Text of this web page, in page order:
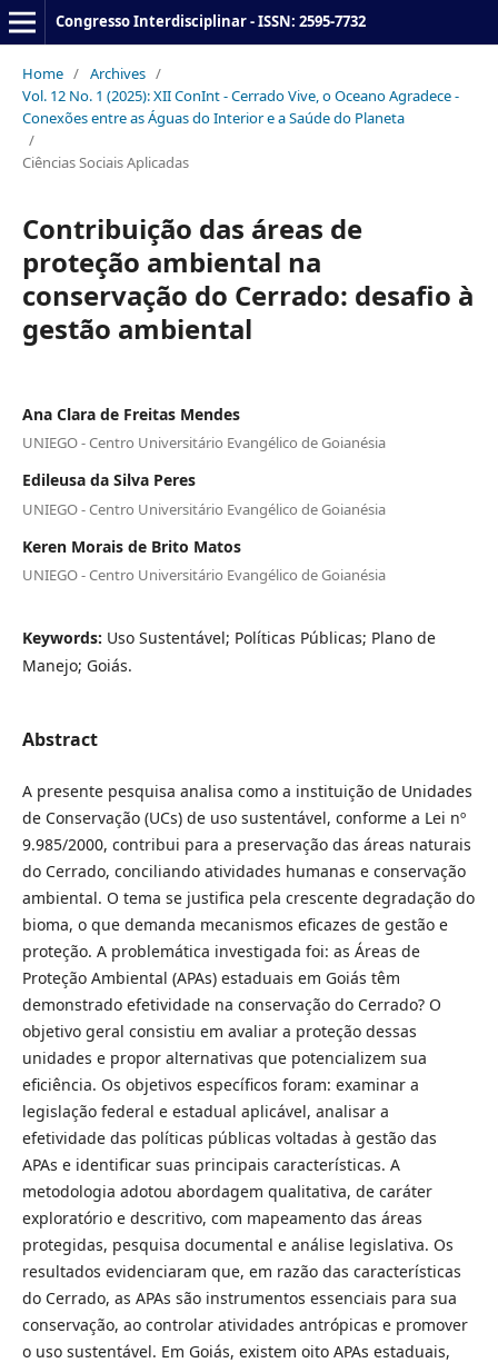
Congresso Interdisciplinar - ISSN: 2595-7732
Home / Archives /
Vol. 12 No. 1 (2025): XII ConInt - Cerrado Vive, o Oceano Agradece -
Conexões entre as Águas do Interior e a Saúde do Planeta
/
Ciências Sociais Aplicadas
Contribuição das áreas de
proteção ambiental na
conservação do Cerrado: desafio à
gestão ambiental
Ana Clara de Freitas Mendes
UNIEGO - Centro Universitário Evangélico de Goianésia
Edileusa da Silva Peres
UNIEGO - Centro Universitário Evangélico de Goianésia
Keren Morais de Brito Matos
UNIEGO - Centro Universitário Evangélico de Goianésia
Keywords: Uso Sustentável; Políticas Públicas; Plano de
Manejo; Goiás.
Abstract
A presente pesquisa analisa como a instituição de Unidades
de Conservação (UCs) de uso sustentável, conforme a Lei nº
9.985/2000, contribui para a preservação das áreas naturais
do Cerrado, conciliando atividades humanas e conservação
ambiental. O tema se justifica pela crescente degradação do
bioma, o que demanda mecanismos eficazes de gestão e
proteção. A problemática investigada foi: as Áreas de
Proteção Ambiental (APAs) estaduais em Goiás têm
demonstrado efetividade na conservação do Cerrado? O
objetivo geral consistiu em avaliar a proteção dessas
unidades e propor alternativas que potencializem sua
eficiência. Os objetivos específicos foram: examinar a
legislação federal e estadual aplicável, analisar a
efetividade das políticas públicas voltadas à gestão das
APAs e identificar suas principais características. A
metodologia adotou abordagem qualitativa, de caráter
exploratório e descritivo, com mapeamento das áreas
protegidas, pesquisa documental e análise legislativa. Os
resultados evidenciaram que, em razão das características
do Cerrado, as APAs são instrumentos essenciais para sua
conservação, ao controlar atividades antrópicas e promover
o uso sustentável. Em Goiás, existem oito APAs estaduais,